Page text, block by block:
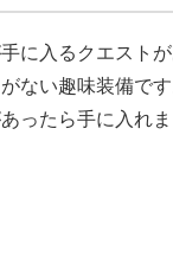
に入るクエスト
ない趣味装備で
ったら手に入れま